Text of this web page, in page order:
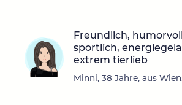
Freundlich,
sportlich,
extrem tierlieb
Minni, 38 Jahre, aus